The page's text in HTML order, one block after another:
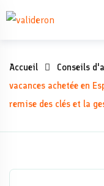
Skip
Maison
de
vacances
Accueil Conseils
vacances achetée en
remise des clés et la